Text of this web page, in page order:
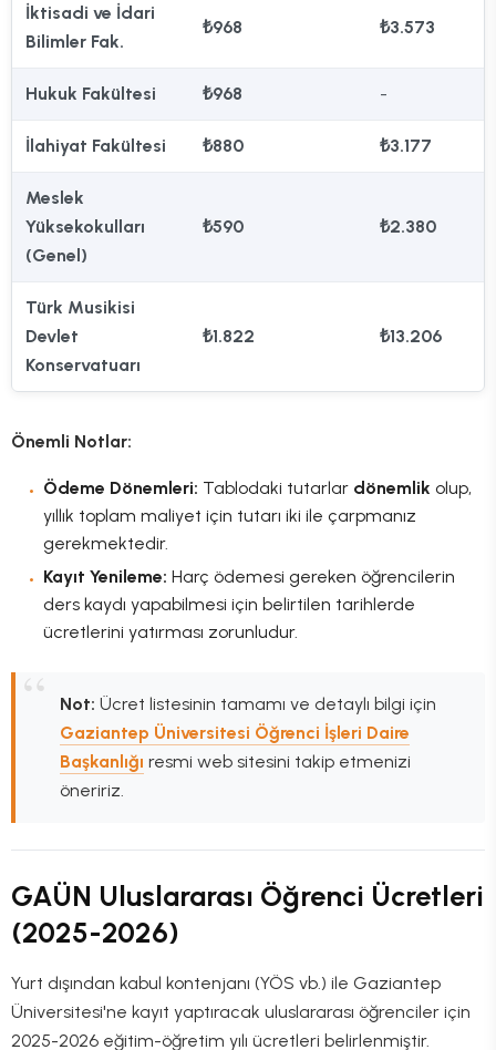
İktisadi ve İdari
Bilimler Fak.
₺968 ₺3.573
Hukuk Fakültesi ₺968 -
İlahiyat Fakültesi ₺880 ₺3.177
Meslek
Yüksekokulları
(Genel)
₺590 ₺2.380
Türk Musikisi
Devlet
Konservatuarı
₺1.822 ₺13.206
Önemli Notlar:
Ödeme Dönemleri: Tablodaki tutarlar dönemlik olup,
yıllık toplam maliyet için tutarı iki ile çarpmanız
gerekmektedir.
Kayıt Yenileme: Harç ödemesi gereken öğrencilerin
ders kaydı yapabilmesi için belirtilen tarihlerde
ücretlerini yatırması zorunludur.
Not: Ücret listesinin tamamı ve detaylı bilgi için
Gaziantep Üniversitesi Öğrenci İşleri Daire
Başkanlığı resmi web sitesini takip etmenizi
öneririz.
GAÜN Uluslararası Öğrenci Ücretleri
(2025-2026)
Yurt dışından kabul kontenjanı (YÖS vb.) ile Gaziantep
Üniversitesi'ne kayıt yaptıracak uluslararası öğrenciler için
2025-2026 eğitim-öğretim yılı ücretleri belirlenmiştir.